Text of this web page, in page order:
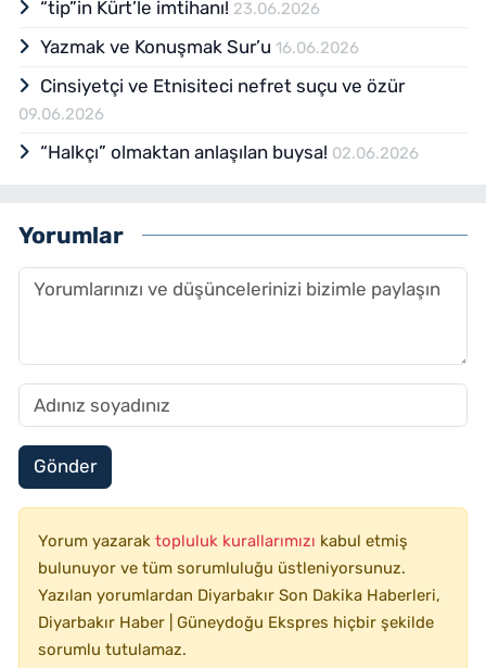
“tip”in Kürt’le imtihanı! 23.06.2026
Yazmak ve Konuşmak Sur’u 16.06.2026
Cinsiyetçi ve Etnisiteci nefret suçu ve özür
09.06.2026
“Halkçı” olmaktan anlaşılan buysa! 02.06.2026
Yorumlar
Gönder
Yorum yazarak topluluk kurallarımızı kabul etmiş
bulunuyor ve tüm sorumluluğu üstleniyorsunuz.
Yazılan yorumlardan Diyarbakır Son Dakika Haberleri,
Diyarbakır Haber | Güneydoğu Ekspres hiçbir şekilde
sorumlu tutulamaz.